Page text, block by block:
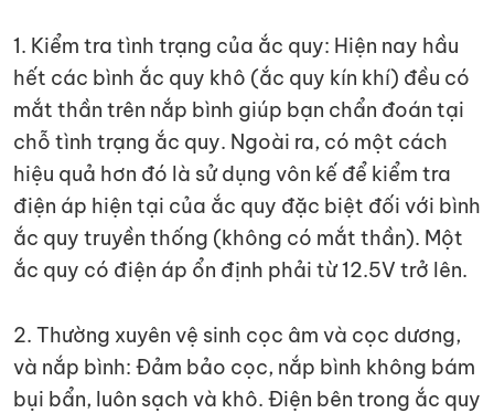
1. Kiểm tra tình trạng của ắc quy: Hiện nay hầu
hết các bình ắc quy khô (ắc quy kín khí) đều có
mắt thần trên nắp bình giúp bạn chẩn đoán tại
chỗ tình trạng ắc quy. Ngoài ra, có một cách
hiệu quả hơn đó là sử dụng vôn kế để kiểm tra
điện áp hiện tại của ắc quy đặc biệt đối với bình
ắc quy truyền thống (không có mắt thần). Một
ắc quy có điện áp ổn định phải từ 12.5V trở lên.
2. Thường xuyên vệ sinh cọc âm và cọc dương,
và nắp bình: Đảm bảo cọc, nắp bình không bám
bụi bẩn, luôn sạch và khô. Điện bên trong ắc quy